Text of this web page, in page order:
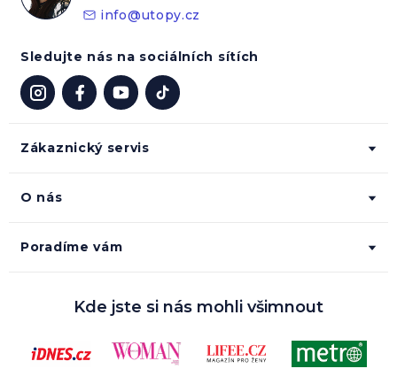
Zákaznický servis
O nás
Poradíme vám
info@utopy.cz
Sledujte nás na sociálních sítích
Kde jste si nás mohli všimnout